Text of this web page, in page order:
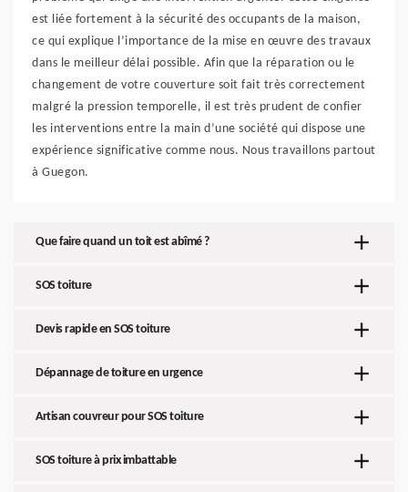
est liée fortement à la sécurité des occupants de la maison,
ce qui explique l’importance de la mise en œuvre des travaux
dans le meilleur délai possible. Afin que la réparation ou le
changement de votre couverture soit fait très correctement
malgré la pression temporelle, il est très prudent de confier
les interventions entre la main d’une société qui dispose une
expérience significative comme nous. Nous travaillons partout
à Guegon.
Que faire quand un toit est abîmé ?
SOS toiture
Devis rapide en SOS toiture
Dépannage de toiture en urgence
Artisan couvreur pour SOS toiture
SOS toiture à prix imbattable